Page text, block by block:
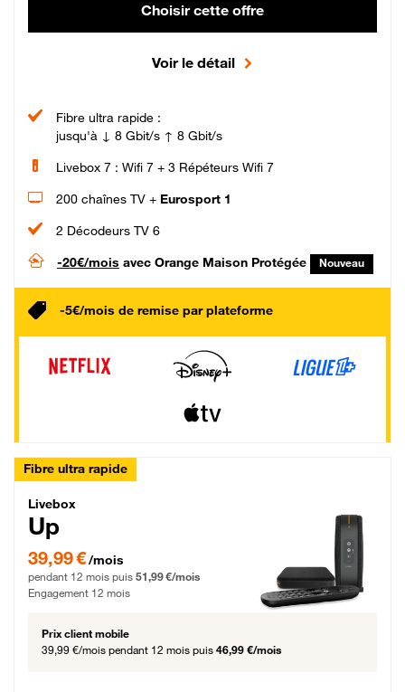
Choisir cette offre
Voir le détail
Fibre ultra rapide :
jusqu'à ↓ 8 Gbit/s ↑ 8 Gbit/s
Livebox 7 : Wifi 7 + 3 Répéteurs Wifi 7
200 chaînes TV + Eurosport 1
2 Décodeurs TV 6
-20€/mois avec Orange Maison Protégée Nouveau
-5€/mois de remise par plateforme
Fibre ultra rapide
Livebox Up Fibre
Livebox
Up
39,99 € par mois pendant 12 mois puis 51,99 € par mois, Engagement 12 mois
39,99 €/mois
pendant 12 mois puis 51,99 €/mois
Engagement 12 mois
Prix client mobile
39,99 €/mois pendant 12 mois puis 46,99 €/mois